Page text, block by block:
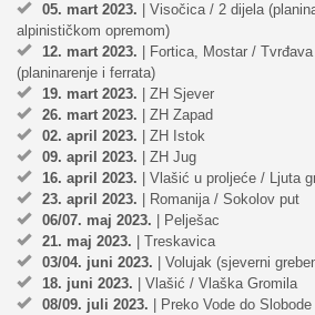
05. mart 2023. | Visočica / 2 dijela
alpinističkom opremom)
12. mart 2023. | Fortica, Mostar /
(planinarenje i ferrata)
19. mart 2023. | ZH Sjever
26. mart 2023. | ZH Zapad
02. april 2023. | ZH Istok
09. april 2023. | ZH Jug
16. april 2023. | Vlašić u proljeće / Ljuta
23. april 2023. | Romanija / Sokolov put
06/07. maj 2023. | Pelješac
21. maj 2023. | Treskavica
03/04. juni 2023. | Volujak (sjeverni
18. juni 2023. | Vlašić / Vlaška Gromila
08/09. juli 2023. | Preko Vode do Slobode